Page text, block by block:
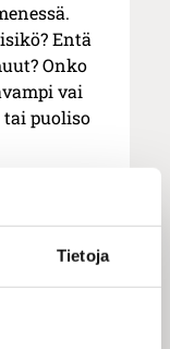
Tietoja
Entä
Onko
vai
puoliso
Kirkon
tai